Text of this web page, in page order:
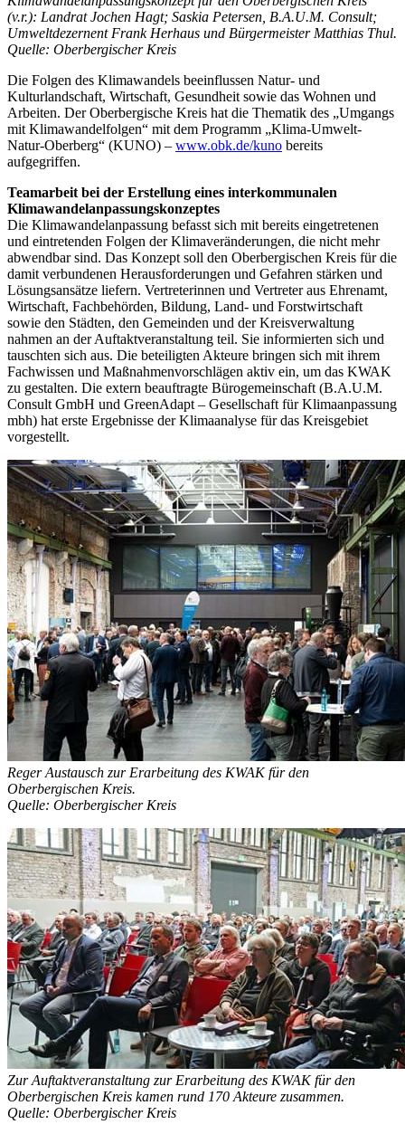
(v.r.): Landrat Jochen Hagt; Saskia Petersen, B.A.U.M. Consult;
Umweltdezernent Frank Herhaus und Bürgermeister Matthias Thul.
Quelle: Oberbergischer Kreis
Die Folgen des Klimawandels beeinflussen Natur- und
Kulturlandschaft, Wirtschaft, Gesundheit sowie das Wohnen und
Arbeiten. Der Oberbergische Kreis hat die Thematik des „Umgangs
mit Klimawandelfolgen“ mit dem Programm „Klima-Umwelt-
Natur-Oberberg“ (KUNO) – www.obk.de/kuno bereits
aufgegriffen.
Teamarbeit bei der Erstellung eines interkommunalen
Klimawandelanpassungskonzeptes
Die Klimawandelanpassung befasst sich mit bereits eingetretenen
und eintretenden Folgen der Klimaveränderungen, die nicht mehr
abwendbar sind. Das Konzept soll den Oberbergischen Kreis für die
damit verbundenen Herausforderungen und Gefahren stärken und
Lösungsansätze liefern. Vertreterinnen und Vertreter aus Ehrenamt,
Wirtschaft, Fachbehörden, Bildung, Land- und Forstwirtschaft
sowie den Städten, den Gemeinden und der Kreisverwaltung
nahmen an der Auftaktveranstaltung teil. Sie informierten sich und
tauschten sich aus. Die beteiligten Akteure bringen sich mit ihrem
Fachwissen und Maßnahmenvorschlägen aktiv ein, um das KWAK
zu gestalten. Die extern beauftragte Bürogemeinschaft (B.A.U.M.
Consult GmbH und GreenAdapt – Gesellschaft für Klimaanpassung
mbh) hat erste Ergebnisse der Klimaanalyse für das Kreisgebiet
vorgestellt.
Reger Austausch zur Erarbeitung des KWAK für den
Oberbergischen Kreis.
Quelle: Oberbergischer Kreis
Zur Auftaktveranstaltung zur Erarbeitung des KWAK für den
Oberbergischen Kreis kamen rund 170 Akteure zusammen.
Quelle: Oberbergischer Kreis